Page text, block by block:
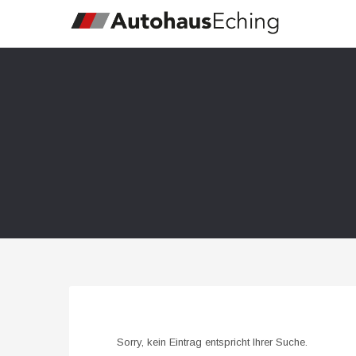
Sorry, kein Eintrag entspricht Ihrer Suche.